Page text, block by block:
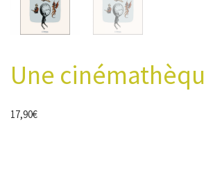
Une
17,90€